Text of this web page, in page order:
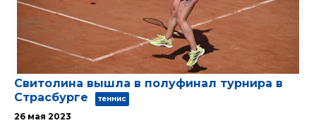
Свитолина вышла в полуфинал турнира в
Страсбурге
теннис
26 мая 2023